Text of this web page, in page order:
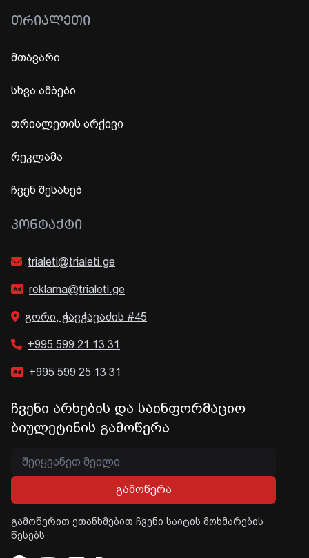
ᲗᲠᲘᲐᲚᲔᲗᲘ
მთავარი
სხვა ამბები
თრიალეთის არქივი
რეკლამა
ჩვენ შესახებ
ᲙᲝᲜᲢᲐᲥᲢᲘ
trialeti@trialeti.ge
reklama@trialeti.ge
გორი, ჭავჭავაძის #45
+995 599 21 13 31
+995 599 25 13 31
ჩვენი არხების და საინფორმაციო
ბიულეტინის გამოწერა
გამოწერა
გამოწერით ეთანხმებით ჩვენი საიტის მოხმარების
წესებს